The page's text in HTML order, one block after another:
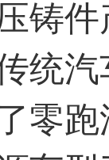
铸
统
零